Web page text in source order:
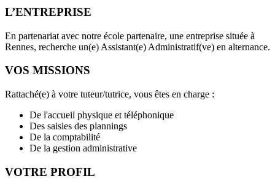
L’ENTREPRISE
En partenariat avec notre école partenaire, une entreprise située à
Rennes, recherche un(e) Assistant(e) Administratif(ve) en alternance.
VOS MISSIONS
Rattaché(e) à votre tuteur/tutrice, vous êtes en charge :
De l'accueil physique et téléphonique
Des saisies des plannings
De la comptabilité
De la gestion administrative
VOTRE PROFIL